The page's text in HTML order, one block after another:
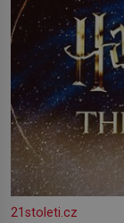
21stoleti.cz